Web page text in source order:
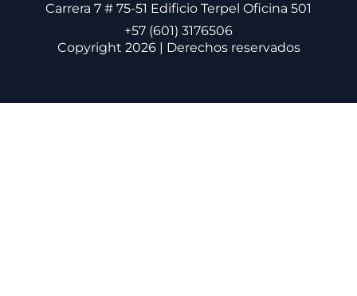
Carrera 7 # 75-51 Edificio Terpel Oficina 501
+57 (601) 3176506
Copyright 2026 | Derechos reservados